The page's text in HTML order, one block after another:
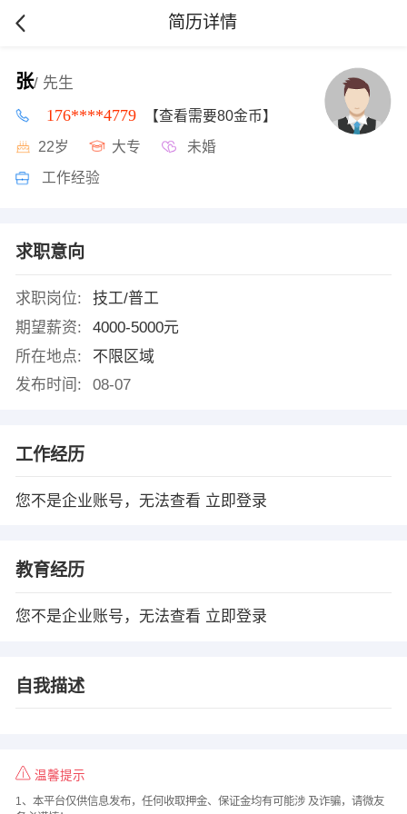
简历详情
张/ 先生
176****4779 【查看需要80金币】
22岁 大专 未婚
工作经验
求职意向
求职岗位:
技工/普工
期望薪资:
4000-5000元
所在地点:
不限区域
发布时间:
08-07
工作经历
您不是企业账号，无法查看 立即登录
教育经历
您不是企业账号，无法查看 立即登录
自我描述
温馨提示
1、本平台仅供信息发布，任何收取押金、保证金均有可能涉 及诈骗，请微友